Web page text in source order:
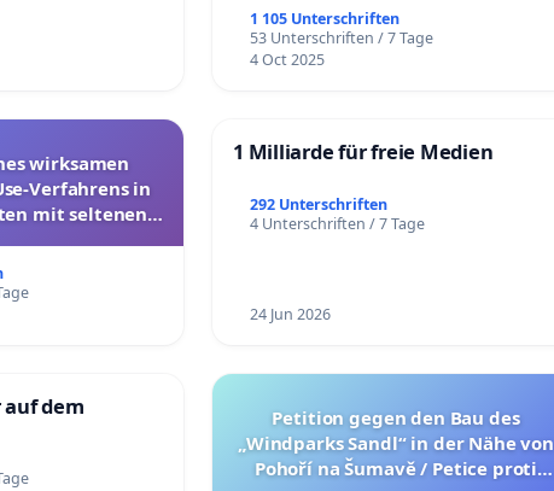
1 105 Unterschriften
53 Unterschriften / 7 Tage
4 Oct 2025
wirksamen
Verfahrens in
mit seltenen
1 Milliarde für freie Medien
292 Unterschriften
4 Unterschriften / 7 Tage
24 Jun 2026
dem
Petition gegen den Bau des
„Windparks Sandl“ in der Nähe von
Pohoří na Šumavě / Petice proti